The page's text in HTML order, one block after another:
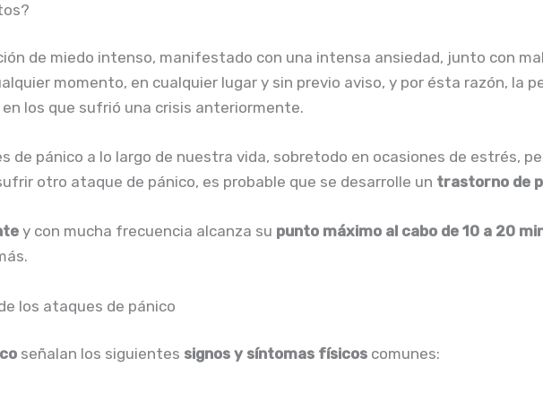
de miedo intenso, manifestado con una intensa ansiedad, junto con
momento, en cualquier lugar y sin previo aviso, y por ésta razón, la
los que sufrió una crisis anteriormente.
de pánico a lo largo de nuestra vida, sobretodo en ocasiones de estrés,
otro ataque de pánico, es probable que se desarrolle un trastorno de
y con mucha frecuencia alcanza su punto máximo al cabo de 10 a 20
los ataques de pánico
señalan los siguientes signos y síntomas físicos comunes: